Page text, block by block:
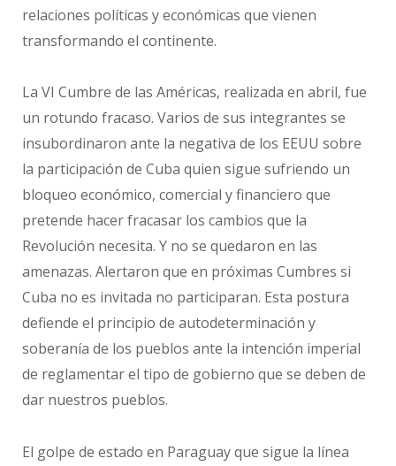
relaciones políticas y económicas que vienen
transformando el continente.
La VI Cumbre de las Américas, realizada en abril, fue
un rotundo fracaso. Varios de sus integrantes se
insubordinaron ante la negativa de los EEUU sobre
la participación de Cuba quien sigue sufriendo un
bloqueo económico, comercial y financiero que
pretende hacer fracasar los cambios que la
Revolución necesita. Y no se quedaron en las
amenazas. Alertaron que en próximas Cumbres si
Cuba no es invitada no participaran. Esta postura
defiende el principio de autodeterminación y
soberanía de los pueblos ante la intención imperial
de reglamentar el tipo de gobierno que se deben de
dar nuestros pueblos.
El golpe de estado en Paraguay que sigue la línea